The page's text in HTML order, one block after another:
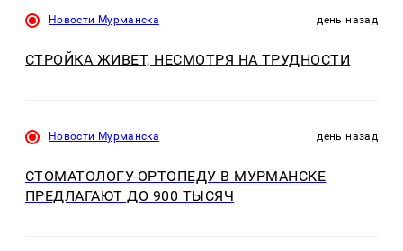
Новости Мурманска день назад
СТРОЙКА ЖИВЕТ, НЕСМОТРЯ НА ТРУДНОСТИ
Новости Мурманска день назад
СТОМАТОЛОГУ-ОРТОПЕДУ В МУРМАНСКЕ
ПРЕДЛАГАЮТ ДО 900 ТЫСЯЧ